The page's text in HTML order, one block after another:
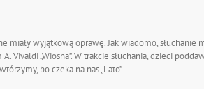
miały wyjątkową oprawę. Jak wiadomo,
Vivaldi „Wiosna”. W trakcie słuchania, dzieci
bo czeka na nas „Lato”